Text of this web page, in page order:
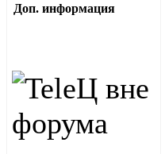
Доп. информация